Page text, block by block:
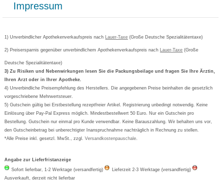
AGB
Cookie-Einstellungen
Vertrag widerrufen
Versandkosten
Bestellschein ausfüllen
Newsletteranmeldung
Gutschein und Rabatte
Kundenbewertung
Grippostad
Bepanthen
Formoline
Wick
Eucerin
Basica
Impressum
1) Unverbindlicher Apothekenverkaufspreis nach Lauer-Taxe (Große Deutsche Spezialitätentaxe)
2) Preisersparnis gegenüber unverbindlichem Apothekenverkaufspreis nach Lauer-Taxe (Große
Deutsche Spezialitätentaxe)
3) Zu Risiken und Nebenwirkungen lesen Sie die Packungsbeilage und fragen Sie Ihre Ärztin,
Ihren Arzt oder in Ihrer Apotheke.
4) Unverbindliche Preisempfehlung des Herstellers. Die angegebenen Preise beinhalten die gesetzlich
vorgeschriebene Mehrwertsteuer.
5) Gutschein gültig bei Erstbestellung rezeptfreier Artikel. Registrierung unbedingt notwendig. Keine
Einlösung über Pay-Pal Express möglich. Mindestbestellwert 50 Euro. Nur ein Gutschein pro
Bestellung. Gutschein nur einmal pro Kunde verwendbar. Keine Barauszahlung. Wir behalten uns vor,
den Gutscheinbetrag bei unberechtigter Inanspruchnahme nachträglich in Rechnung zu stellen.
*Alle Preise inkl. gesetzl. MwSt., zzgl.Versandkostenpauschale.
Angabe zur Lieferfristanzeige
Sofort lieferbar, 1-2 Werktage (versandfertig)
Lieferzeit 2-3 Werktage (versandfertig)
Ausverkauft, derzeit nicht lieferbar